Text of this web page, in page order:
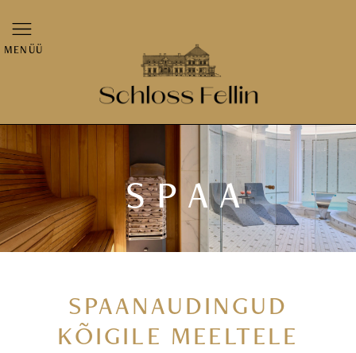
MENÜÜ
SPAA
SPAANAUDINGUD
KÕIGILE MEELTELE